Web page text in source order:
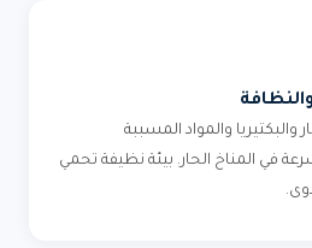
والبكتيريا والمواد المسببة
في المناخ الحار. بيئة نظيفة تحمي